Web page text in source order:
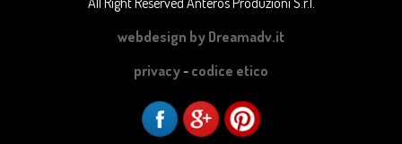
webdesign by Dreamadv.it
privacy- codice etico